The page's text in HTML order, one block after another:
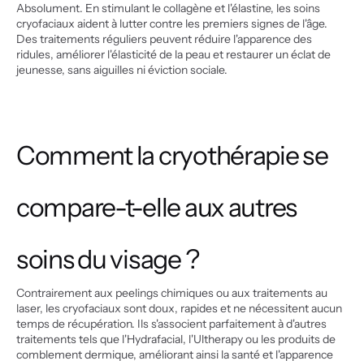
Absolument. En stimulant le collagène et l'élastine, les soins
cryofaciaux aident à lutter contre les premiers signes de l'âge.
Des traitements réguliers peuvent réduire l'apparence des
ridules, améliorer l'élasticité de la peau et restaurer un éclat de
jeunesse, sans aiguilles ni éviction sociale.
Comment la cryothérapie se
compare-t-elle aux autres
soins du visage ?
Contrairement aux peelings chimiques ou aux traitements au
laser, les cryofaciaux sont doux, rapides et ne nécessitent aucun
temps de récupération. Ils s'associent parfaitement à d'autres
traitements tels que l'Hydrafacial, l'Ultherapy ou les produits de
comblement dermique, améliorant ainsi la santé et l'apparence